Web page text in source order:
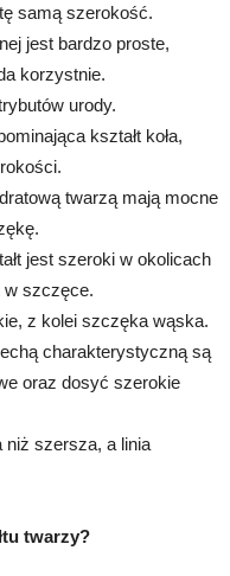
samą szerokość.
jest bardzo proste,
korzystnie.
urody.
kształt koła,
twarzą mają mocne
jest szeroki w okolicach
w szczęce.
z kolei szczęka wąska.
charakterystyczną są
oraz dosyć szerokie
niż szersza, a linia
twarzy?